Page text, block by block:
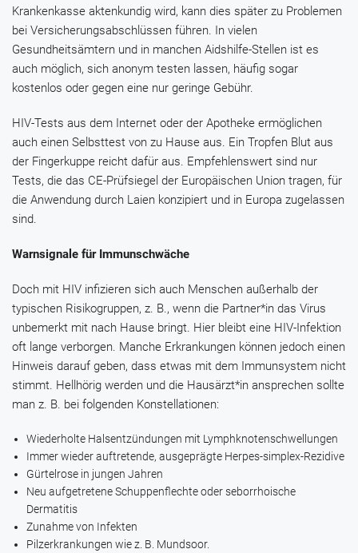
Krankenkasse aktenkundig wird, kann dies später zu Problemen
bei Versicherungsabschlüssen führen. In vielen
Gesundheitsämtern und in manchen Aidshilfe-Stellen ist es
auch möglich, sich anonym testen lassen, häufig sogar
kostenlos oder gegen eine nur geringe Gebühr.
HIV-Tests aus dem Internet oder der Apotheke ermöglichen
auch einen Selbsttest von zu Hause aus. Ein Tropfen Blut aus
der Fingerkuppe reicht dafür aus. Empfehlenswert sind nur
Tests, die das CE-Prüfsiegel der Europäischen Union tragen, für
die Anwendung durch Laien konzipiert und in Europa zugelassen
sind.
Warnsignale für Immunschwäche
Doch mit HIV infizieren sich auch Menschen außerhalb der
typischen Risikogruppen, z. B., wenn die Partner*in das Virus
unbemerkt mit nach Hause bringt. Hier bleibt eine HIV-Infektion
oft lange verborgen. Manche Erkrankungen können jedoch einen
Hinweis darauf geben, dass etwas mit dem Immunsystem nicht
stimmt. Hellhörig werden und die Hausärzt*in ansprechen sollte
man z. B. bei folgenden Konstellationen:
Wiederholte Halsentzündungen mit Lymphknotenschwellungen
Immer wieder auftretende, ausgeprägte Herpes-simplex-Rezidive
Gürtelrose in jungen Jahren
Neu aufgetretene Schuppenflechte oder seborrhoische
Dermatitis
Zunahme von Infekten
Pilzerkrankungen wie z. B. Mundsoor.